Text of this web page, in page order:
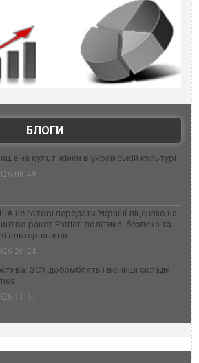
БЛОГИ
на культ жінки в українській культурі
08:49
не готові передати Україні ліцензію на
ракет Patriot: політика, безпека та
альтернативи
20:24
ЗСУ добомблять і всі інші склади
11:31